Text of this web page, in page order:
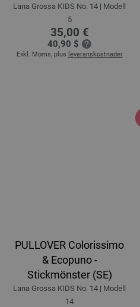
Lana Grossa KIDS No. 14 | Modell
5
35,00 €
40,90 $
Exkl. Moms, plus leveranskostnader
PULLOVER Colorissimo
& Ecopuno -
Stickmönster (SE)
Lana Grossa KIDS No. 14 | Modell
14